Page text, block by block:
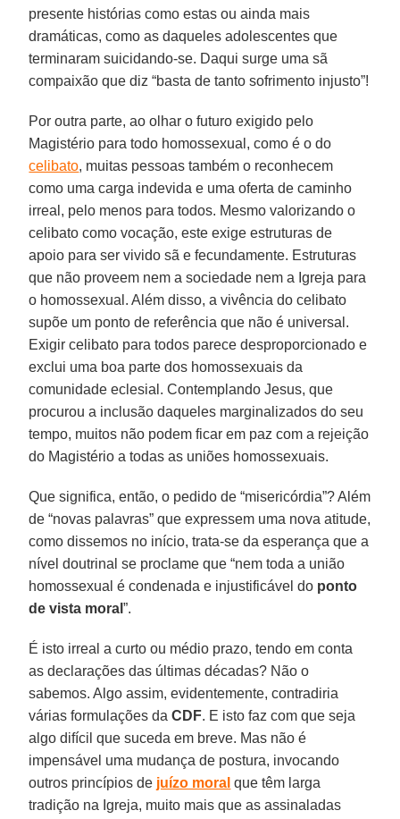
presente histórias como estas ou ainda mais
dramáticas, como as daqueles adolescentes que
terminaram suicidando-se. Daqui surge uma sã
compaixão que diz “basta de tanto sofrimento injusto”!
Por outra parte, ao olhar o futuro exigido pelo
Magistério para todo homossexual, como é o do
celibato, muitas pessoas também o reconhecem
como uma carga indevida e uma oferta de caminho
irreal, pelo menos para todos. Mesmo valorizando o
celibato como vocação, este exige estruturas de
apoio para ser vivido sã e fecundamente. Estruturas
que não proveem nem a sociedade nem a Igreja para
o homossexual. Além disso, a vivência do celibato
supõe um ponto de referência que não é universal.
Exigir celibato para todos parece desproporcionado e
exclui uma boa parte dos homossexuais da
comunidade eclesial. Contemplando Jesus, que
procurou a inclusão daqueles marginalizados do seu
tempo, muitos não podem ficar em paz com a rejeição
do Magistério a todas as uniões homossexuais.
Que significa, então, o pedido de “misericórdia”? Além
de “novas palavras” que expressem uma nova atitude,
como dissemos no início, trata-se da esperança que a
nível doutrinal se proclame que “nem toda a união
homossexual é condenada e injustificável do ponto
de vista moral”.
É isto irreal a curto ou médio prazo, tendo em conta
as declarações das últimas décadas? Não o
sabemos. Algo assim, evidentemente, contradiria
várias formulações daCDF. E isto faz com que seja
algo difícil que suceda em breve. Mas não é
impensável uma mudança de postura, invocando
outros princípios de juízo moral que têm larga
tradição na Igreja, muito mais que as assinaladas